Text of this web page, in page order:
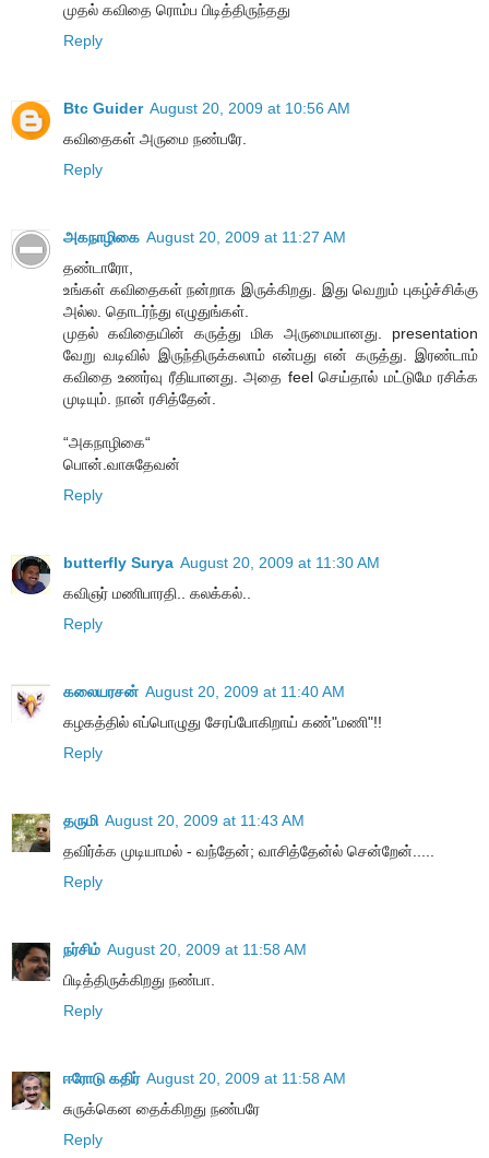
முதல் கவிதை ரொம்ப பிடித்திருந்தது
Reply
Btc Guider August 20, 2009 at 10:56 AM
கவிதைகள் அருமை நண்பரே.
Reply
அகநாழிகை August 20, 2009 at 11:27 AM
தண்டாரோ,
உங்கள் கவிதைகள் நன்றாக இருக்கிறது. இது வெறும் புகழ்ச்சிக்கு
அல்ல. தொடர்ந்து எழுதுங்கள்.
முதல் கவிதையின் கருத்து மிக அருமையானது. presentation
வேறு வடிவில் இருந்திருக்கலாம் என்பது என் கருத்து. இரண்டாம்
கவிதை உணர்வு ரீதியானது. அதை feel செய்தால் மட்டுமே ரசிக்க
முடியும். நான் ரசித்தேன்.
“அகநாழிகை“
பொன்.வாசுதேவன்
Reply
butterfly Surya August 20, 2009 at 11:30 AM
கவிஞர் மணிபாரதி.. கலக்கல்..
Reply
கலையரசன் August 20, 2009 at 11:40 AM
கழகத்தில் எப்பொழுது சேரப்போகிறாய் கண்"மணி"!!
Reply
தருமி August 20, 2009 at 11:43 AM
தவிர்க்க முடியாமல் - வந்தேன்; வாசித்தேன்ல் சென்றேன்.....
Reply
நர்சிம் August 20, 2009 at 11:58 AM
பிடித்திருக்கிறது நண்பா.
Reply
ஈரோடு கதிர் August 20, 2009 at 11:58 AM
சுருக்கென தைக்கிறது நண்பரே
Reply